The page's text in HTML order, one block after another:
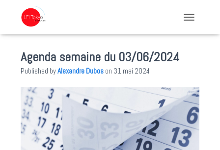
Agenda semaine du 03/06/2024
Published byAlexandre Dubos on 31 mai 2024